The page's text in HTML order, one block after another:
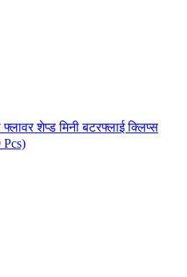
शेप्ड मिनी बटरफ्लाई क्लिप्स